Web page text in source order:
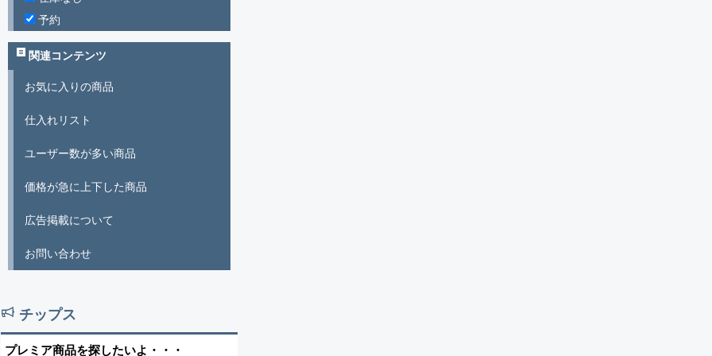
予約
関連コンテンツ
お気に入りの商品
仕入れリスト
ユーザー数が多い商品
価格が急に上下した商品
広告掲載について
お問い合わせ
チップス
プレミア商品を探したいよ・・・